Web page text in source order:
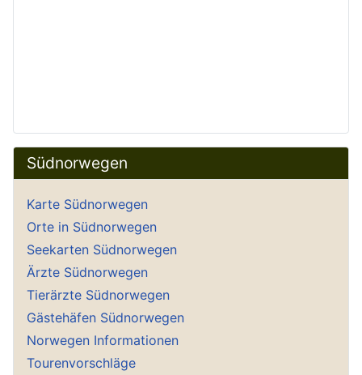
Südnorwegen
Karte Südnorwegen
Orte in Südnorwegen
Seekarten Südnorwegen
Ärzte Südnorwegen
Tierärzte Südnorwegen
Gästehäfen Südnorwegen
Norwegen Informationen
Tourenvorschläge